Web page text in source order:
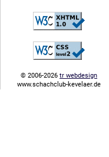
© 2006-2026 tr webdesign
www.schachclub-kevelaer.de